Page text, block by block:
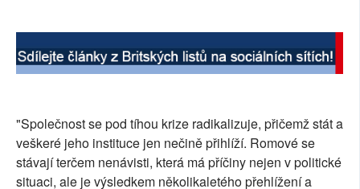
"Společnost se pod tíhou krize radikalizuje, přičemž stát a
veškeré jeho instituce jen nečině přihlíží. Romové se
stávají terčem nenávisti, která má příčiny nejen v politické
situaci, ale je výsledkem několikaletého přehlížení a